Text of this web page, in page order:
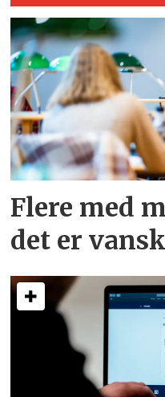
Flere med
det er